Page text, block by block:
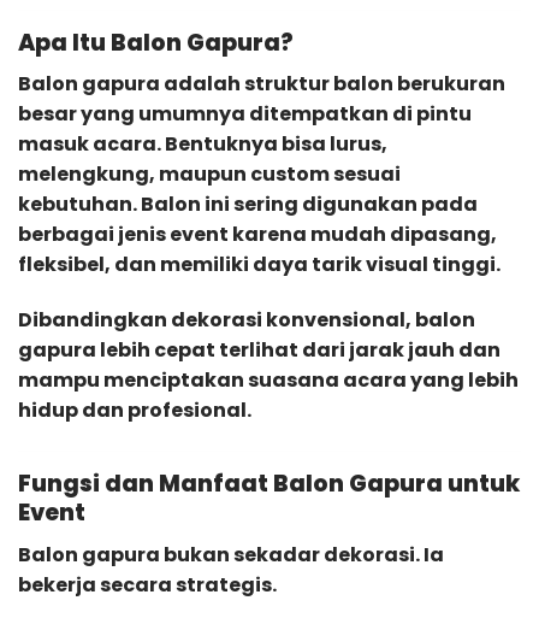
Apa Itu Balon Gapura?
Balon gapura adalah struktur balon berukuran
besar yang umumnya ditempatkan di pintu
masuk acara. Bentuknya bisa lurus,
melengkung, maupun custom sesuai
kebutuhan. Balon ini sering digunakan pada
berbagai jenis event karena mudah dipasang,
fleksibel, dan memiliki daya tarik visual tinggi.
Dibandingkan dekorasi konvensional, balon
gapura lebih cepat terlihat dari jarak jauh dan
mampu menciptakan suasana acara yang lebih
hidup dan profesional.
Fungsi dan Manfaat Balon Gapura untuk
Event
Balon gapura bukan sekadar dekorasi. Ia
bekerja secara strategis.